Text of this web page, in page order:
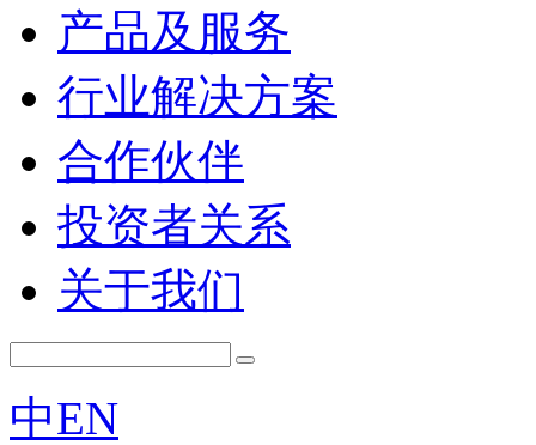
产品及服务
行业解决方案
合作伙伴
投资者关系
关于我们
中EN